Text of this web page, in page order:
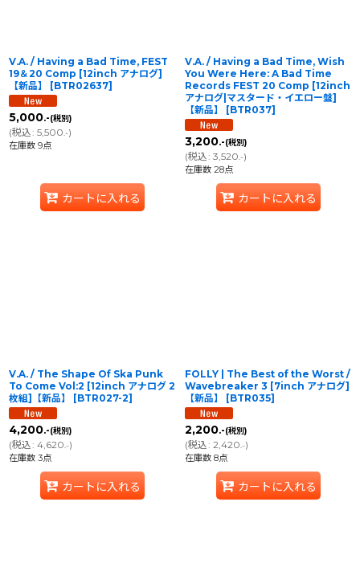
V.A. / Having a Bad Time, FEST
19＆20 Comp [12inch アナログ]
【新品】
[BTR02637]
5,000.-(税別)
(税込: 5,500.-)
在庫数 9点
カートに入れる
V.A. / Having a Bad Time, Wish
You Were Here: A Bad Time
Records FEST 20 Comp [12inch
アナログ|マスタード・イエロー盤]
【新品】
[BTR037]
3,200.-(税別)
(税込: 3,520.-)
在庫数 28点
カートに入れる
V.A. / The Shape Of Ska Punk
To Come Vol:2 [12inch アナログ 2
枚組]【新品】
[BTR027-2]
4,200.-(税別)
(税込: 4,620.-)
在庫数 3点
カートに入れる
FOLLY | The Best of the Worst /
Wavebreaker 3 [7inch アナログ]
【新品】
[BTR035]
2,200.-(税別)
(税込: 2,420.-)
在庫数 8点
カートに入れる